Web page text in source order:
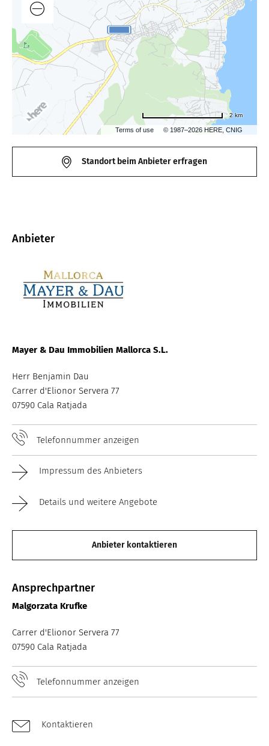
Terms of use © 1987–2026 HERE, CNIG
2 km
Standort beim Anbieter erfragen
Anbieter
Mayer & Dau Immobilien Mallorca S.L.
Herr Benjamin Dau
Carrer d'Elionor Servera 77
07590 Cala Ratjada
Telefonnummer anzeigen
Impressum des Anbieters
Details und weitere Angebote
Anbieter kontaktieren
Ansprechpartner
Malgorzata Krufke
Carrer d'Elionor Servera 77
07590 Cala Ratjada
Telefonnummer anzeigen
Kontaktieren